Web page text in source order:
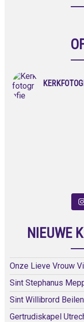
NIEUWE
Onze Lieve Vrouw
Sint Stephanus
Sint Willibrord Beilen
Gertrudiskapel